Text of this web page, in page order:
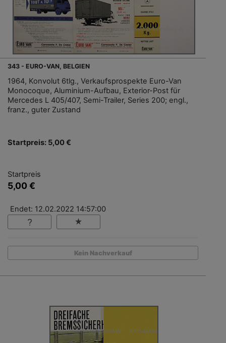
343 - EURO-VAN, BELGIEN
1964, Konvolut 6tlg., Verkaufsprospekte Euro-Van
Monocoque, Aluminium-Aufbau, Exterior-Post für
Mercedes L 405/407, Semi-Trailer, Series 200; engl.,
franz., guter Zustand
Startpreis: 5,00 €
Startpreis
5,00 €
Endet: 12.02.2022 14:57:00
Kein Nachverkauf